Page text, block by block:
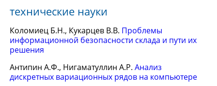
технические науки
Коломиец Б.Н., Кукарцев В.В. Проблемы
информационной безопасности склада и пути их
решения
Антипин А.Ф., Нигаматуллин А.Р. Анализ
дискретных вариационных рядов на компьютере